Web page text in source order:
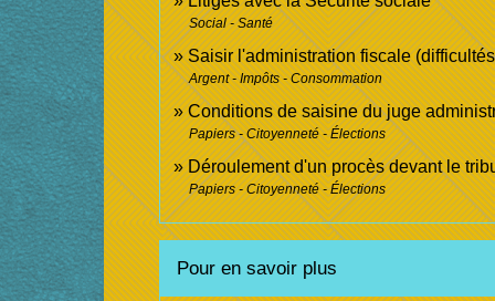
Social - Santé
Saisir l'administration fiscale
Argent - Impôts - Consommation
Conditions de saisine du juge
Papiers - Citoyenneté - Élections
Déroulement d'un procès devant le
Papiers - Citoyenneté - Élections
Pour en savoir plus